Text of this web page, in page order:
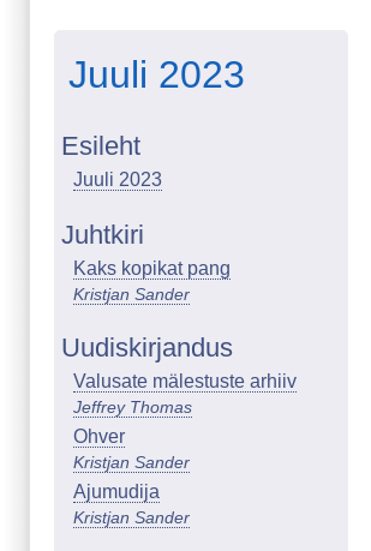
Juuli 2023
Esileht
Juuli 2023
Juhtkiri
Kaks kopikat pang
Kristjan Sander
Uudiskirjandus
Valusate mälestuste arhiiv
Jeffrey Thomas
Ohver
Kristjan Sander
Ajumudija
Kristjan Sander